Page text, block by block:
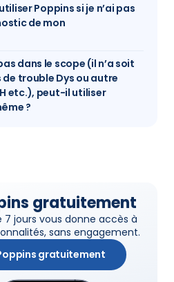
Poppins si je n’ai pas
de mon
dans le scope (il n’a soit
de trouble Dys ou autre
etc.), peut-il utiliser
?
gratuitement
jours vous donne accès à
sans engagement.
gratuitement